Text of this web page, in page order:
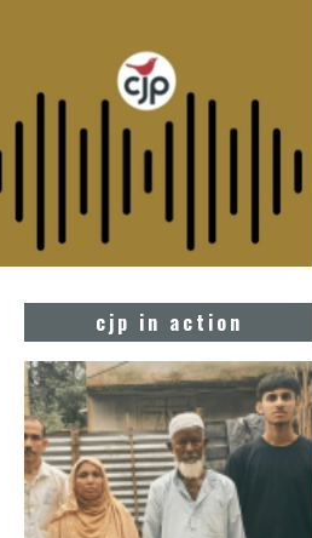
cjp in action